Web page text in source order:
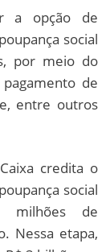
a opção de
social
por meio do
de
entre outros
credita o
social
milhões de
Nessa etapa,